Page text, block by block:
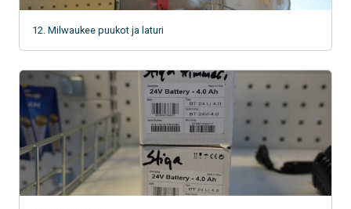
12. Milwaukee puukot ja laturi